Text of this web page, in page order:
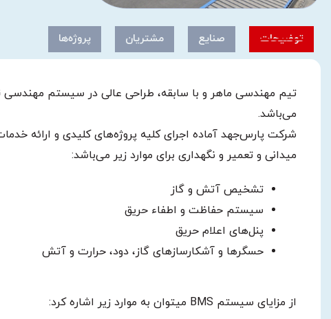
توضیحات صنایع مشتریان پروژه‌ها
می‌باشد.
شرکت پارس‌جهد آماده اجرای کلیه پروژه‌های کلیدی و ارائه
میدانی و تعمیر و نگهداری برای موارد زیر می‌باشد:
تشخیص آتش و گاز
سیستم حفاظت و اطفاء حریق
پنل‌های اعلام حریق
حسگرها و آشکارسازهای گاز، دود، حرارت و آتش
از مزایای سیستم BMS میتوان به موارد زیر اشاره کرد: